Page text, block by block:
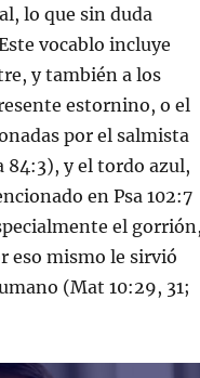
lo que sin duda
vocablo incluye
y también a los
estornino, o el
por el salmista
84:3), y el tordo azul,
en Psa 102:7
el
eso mismo le sirvió
(Mat 10:29, 31;